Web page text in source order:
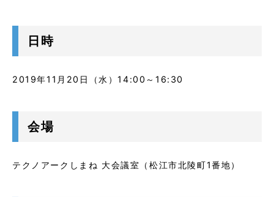
日時
2019年11月20日（水）14:00～16:30
会場
テクノアークしまね 大会議室（松江市北陵町1番地）